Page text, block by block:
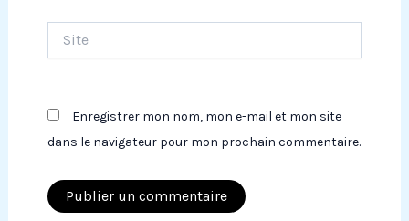
Enregistrer mon nom, mon e-mail et mon site
dans le navigateur pour mon prochain commentaire.